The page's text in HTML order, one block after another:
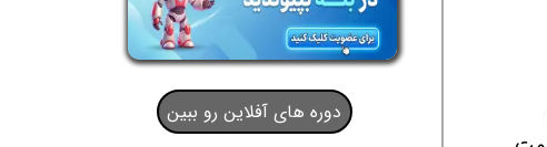
دوره های آفلاین رو ببین